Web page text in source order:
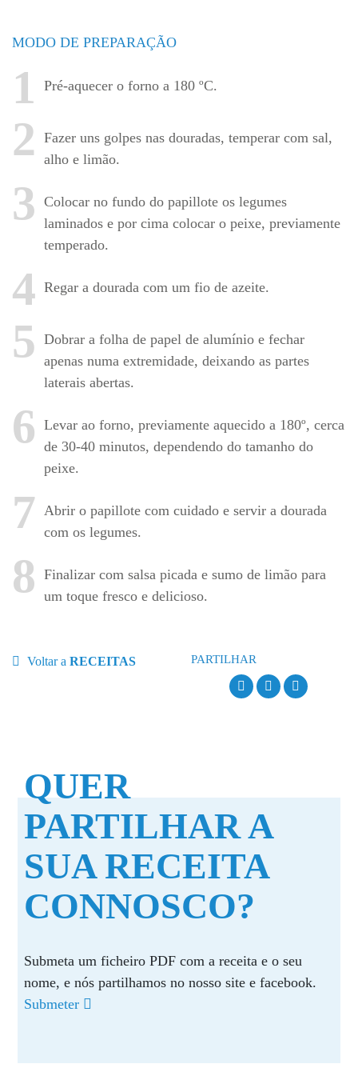
MODO DE PREPARAÇÃO
1 Pré-aquecer o forno a 180 ºC.
2
Fazer uns golpes nas douradas, temperar com sal,
alho e limão.
3 Colocar no fundo do papillote os legumes
laminados e por cima colocar o peixe, previamente
temperado.
4 Regar a dourada com um fio de azeite.
5 Dobrar a folha de papel de alumínio e fechar
apenas numa extremidade, deixando as partes
laterais abertas.
6 Levar ao forno, previamente aquecido a 180º, cerca
de 30-40 minutos, dependendo do tamanho do
peixe.
7 Abrir o papillote com cuidado e servir a dourada
com os legumes.
8 Finalizar com salsa picada e sumo de limão para
um toque fresco e delicioso.
Voltar a RECEITAS PARTILHAR
QUER
PARTILHAR A
SUA RECEITA
CONNOSCO?
Submeta um ficheiro PDF com a receita e o seu
nome, e nós partilhamos no nosso site e facebook.
Submeter